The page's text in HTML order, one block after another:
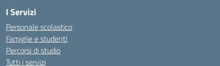
I Servizi
Personale scolastico
Famiglie e studenti
Percorsi di studio
Tutti i servizi